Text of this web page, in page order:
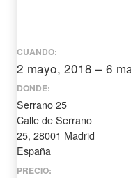
CUANDO:
2 mayo, 2018 – 6
DONDE:
Serrano 25
Calle de Serrano
25, 28001 Madrid
España
PRECIO: